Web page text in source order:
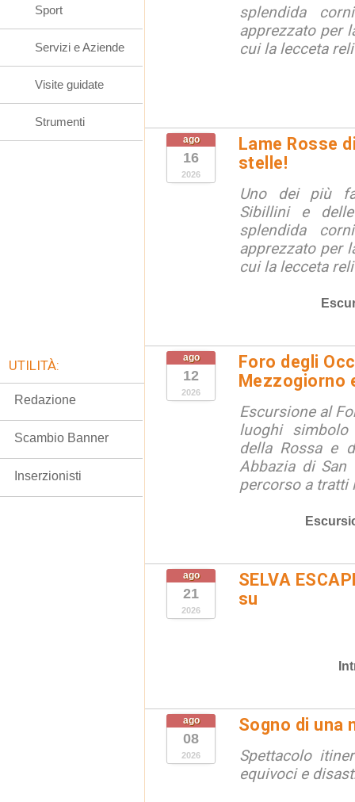
splendida
apprezzato per
cui la lecceta
ago
16
2026
Lame Rosse
stelle!
Uno dei più
Sibillini e
splendida
apprezzato per
cui la lecceta
ago
12
2026
Foro degli
Mezzogiorno
Escursione al
luoghi
della Rossa e
Abbazia di San
percorso a tratti
ago
21
2026
SELVA
su
ago
08
2026
Sogno di una
Spettacolo
equivoci e
Sport
Servizi e Aziende
Visite guidate
Strumenti
UTILITÀ:
Redazione
Scambio Banner
Inserzionisti